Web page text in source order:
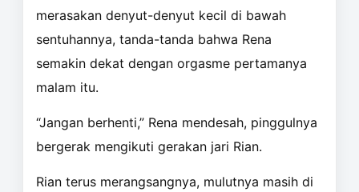
merasakan denyut-denyut kecil di bawah
sentuhannya, tanda-tanda bahwa Rena
semakin dekat dengan orgasme pertamanya
malam itu.
“Jangan berhenti,” Rena mendesah, pinggulnya
bergerak mengikuti gerakan jari Rian.
Rian terus merangsangnya, mulutnya masih di